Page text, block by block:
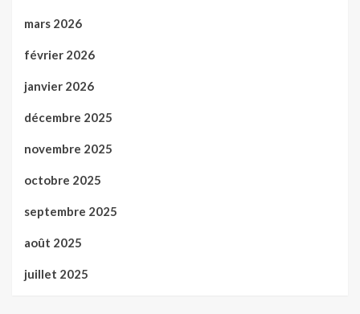
mars 2026
février 2026
janvier 2026
décembre 2025
novembre 2025
octobre 2025
septembre 2025
août 2025
juillet 2025